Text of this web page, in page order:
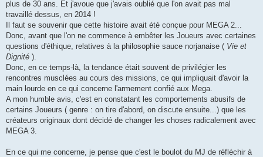
plus de 30 ans. Et j'avoue que j'avais oublié que l'on avait pas mal
travaillé dessus, en 2014 !
Il faut se souvenir que cette histoire avait été conçue pour MEGA 2...
Donc, avant que l'on ne commence à embêter les Joueurs avec certaines
questions d'éthique, relatives à la philosophie sauce norjanaise ( Vie et
Dignité ).
Donc, en ce temps-là, la tendance était souvent de privilégier les
rencontres musclées au cours des missions, ce qui impliquait d'avoir la
main lourde en ce qui concerne l'armement confié aux Mega.
A mon humble avis, c'est en constatant les comportements abusifs de
certains Joueurs ( genre : on tire d'abord, on discute ensuite...) que les
créateurs originaux dont décidé de changer les choses radicalement avec
MEGA 3.
En ce qui me concerne, je pense que c'est le boulot du MJ de réfléchir à